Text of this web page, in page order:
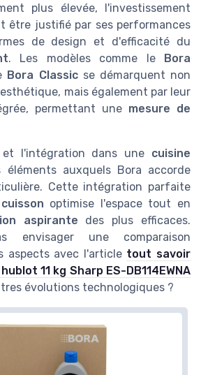
plus élevée, l'investissement
être justifié par ses performances
de design et d'efficacité du
. Les modèles comme le Bora
Bora Classicse démarquent non
mais également par leur
permettant une mesure de
et l'intégration dans une cuisine
éléments auxquels Bora accorde
Cette intégration parfaite
optimise l'espace tout en
aspirante des plus efficaces.
envisager une comparaison
aspects avec l'article tout savoir
11 kg Sharp ES-DB114EWNA
évolutions technologiques ?